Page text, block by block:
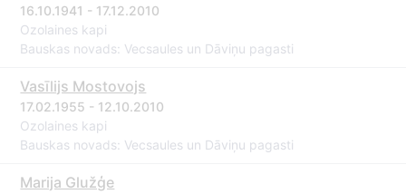
16.10.1941 - 17.12.2010
Ozolaines kapi
Bauskas novads: Vecsaules un Dāviņu pagasti
Vasīlijs Mostovojs
17.02.1955 - 12.10.2010
Ozolaines kapi
Bauskas novads: Vecsaules un Dāviņu pagasti
Marija Glužģe